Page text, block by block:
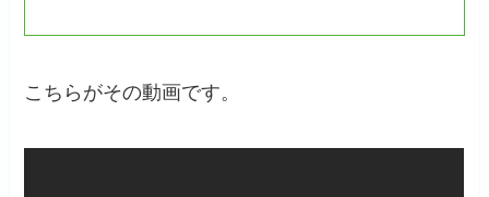
こちらがその動画です。